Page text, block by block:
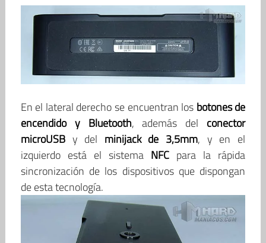
En el lateral derecho se encuentran los botones de
encendido y Bluetooth, además del conector
microUSBy del minijack de 3,5mm, y en el
izquierdo está el sistema NFC para la rápida
sincronización de los dispositivos que dispongan
de esta tecnología.